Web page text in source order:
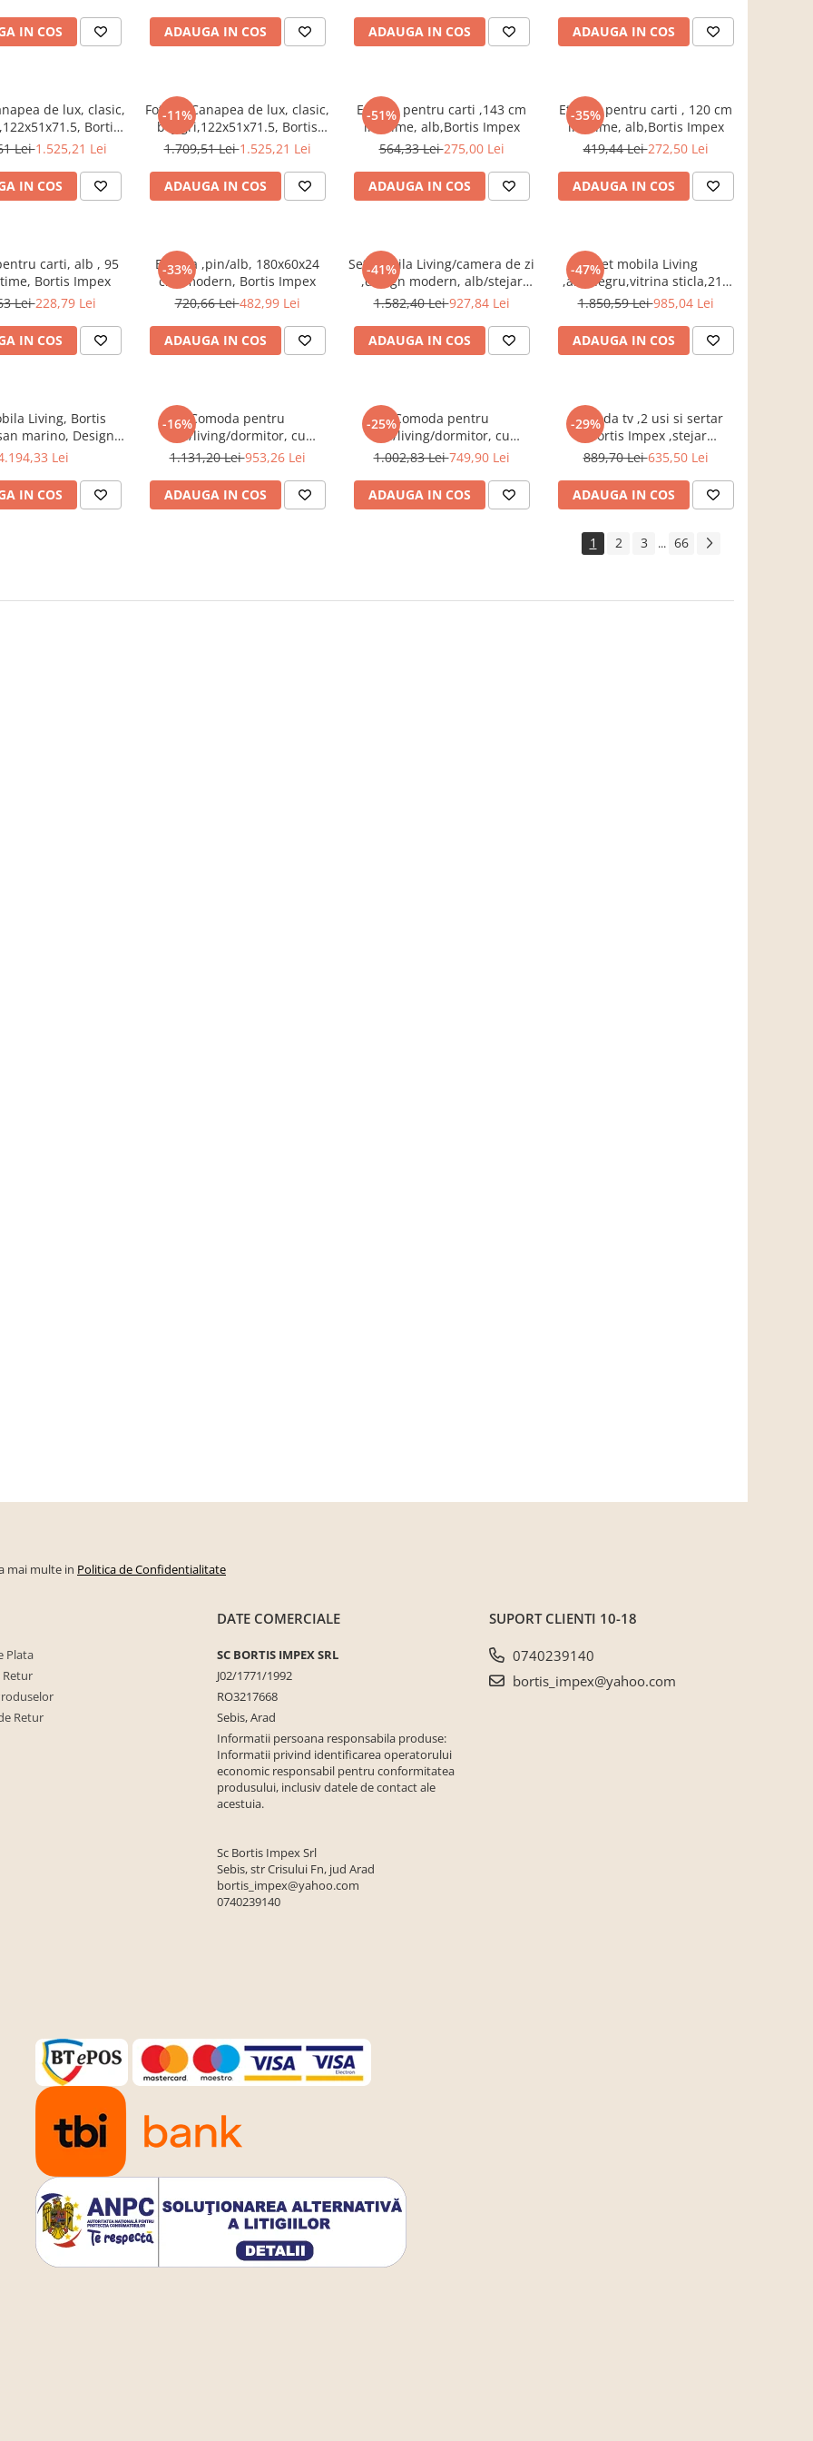
IN COS ADAUGA IN COS ADAUGA IN COS ADAUGA IN COS
de lux, clasic,
Bortis
Impex
Lei1.525,21 Lei
IN COS
-11%
Fotoliu/Canapea de lux, clasic,
bej/gri,122x51x71.5, Bortis
Impex
1.709,51 Lei1.525,21 Lei
ADAUGA IN COS
-51%
Etajera pentru carti ,143 cm
inaltime, alb,Bortis Impex
564,33 Lei275,00 Lei
ADAUGA IN COS
-35%
Etajera pentru carti , 120 cm
inaltime, alb,Bortis Impex
419,44 Lei272,50 Lei
ADAUGA IN COS
carti, alb , 95
Bortis Impex
Lei228,79 Lei
IN COS
-33%
Etajera ,pin/alb, 180x60x24
cm, modern, Bortis Impex
720,66 Lei482,99 Lei
ADAUGA IN COS
-41%
Set mobila Living/camera de zi
,design modern, alb/stejar
auriu ,175 cm lungime,vitrina
1.582,40 Lei927,84 Lei
ADAUGA IN COS
-47%Set mobila Living
,alb/negru,vitrina sticla,210
cm lungime ,Bortis Impex
1.850,59 Lei985,04 Lei
ADAUGA IN COS
Living, Bortis
marino, Design
300 x 200 cm
Lei
IN COS
-16%Comoda pentru
hol/living/dormitor, cu
sertare, stejar sonoma/alb
1.131,20 Lei953,26 Lei
ADAUGA IN COS
-25%Comoda pentru
hol/living/dormitor, cu
sertare, prun,106x75x35
1.002,83 Lei749,90 Lei
ADAUGA IN COS
-29%
Comoda tv ,2 usi si sertar
,Bortis Impex ,stejar
sonoma/alb
889,70 Lei635,50 Lei
ADAUGA IN COS
1 2 3 ... 66
mai multe in Politica de Confidentialitate
Plata
Retur
Retur
DATE COMERCIALE
SC BORTIS IMPEX SRL
J02/1771/1992
RO3217668
Sebis, Arad
Informatii persoana responsabila produse:
Informatii privind identificarea operatorului
economic responsabil pentru conformitatea
produsului, inclusiv datele de contact ale
acestuia.
Sc Bortis Impex Srl
Sebis, str Crisului Fn, jud Arad
bortis_impex@yahoo.com
0740239140
SUPORT CLIENTI 10-18
0740239140
bortis_impex@yahoo.com